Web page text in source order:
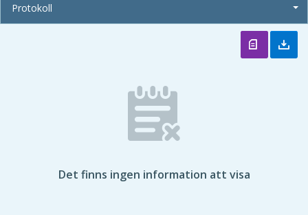
Protokoll
Det finns ingen information att visa